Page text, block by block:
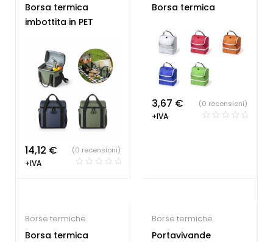
Borsa termica
imbottita in PET
14,12 €
+IVA
(0 recensioni)
Borsa termica
3,67 €
+IVA
(0 recensioni)
Borse termiche
Borsa termica
Borse termiche
Portavivande